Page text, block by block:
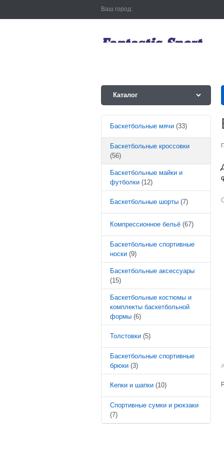
Ваш город:
Каталог
Баскетбольные мячи (33)
Баскетбольные кроссовки
(56)
Баскетбольные майки и
футболки (12)
Баскетбольные шорты (7)
Компрессионное бельё (67)
Баскетбольные спортивные
носки (9)
Баскетбольные аксессуары
(15)
Баскетбольные костюмы и
комплекты баскетбольной
формы (6)
Толстовки (5)
Баскетбольные спортивные
брюки (3)
Кепки и шапки (10)
Спортивные сумки и рюкзаки
(7)